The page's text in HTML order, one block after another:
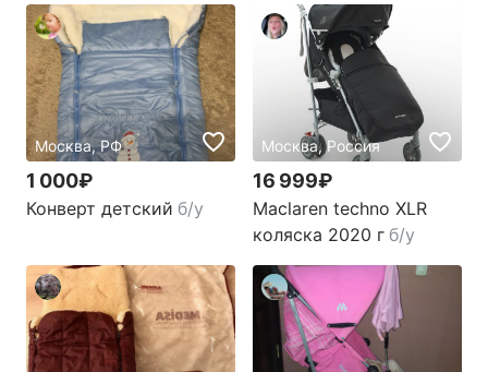
Москва, РФ
1 000₽
Конверт детский б/у
Москва, Россия
16 999₽
Мaсlаrеn techno XLR
коляска 2020 г б/у